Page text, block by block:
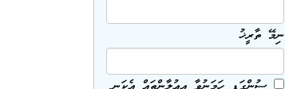
ނިމޭ ތާރީޚު